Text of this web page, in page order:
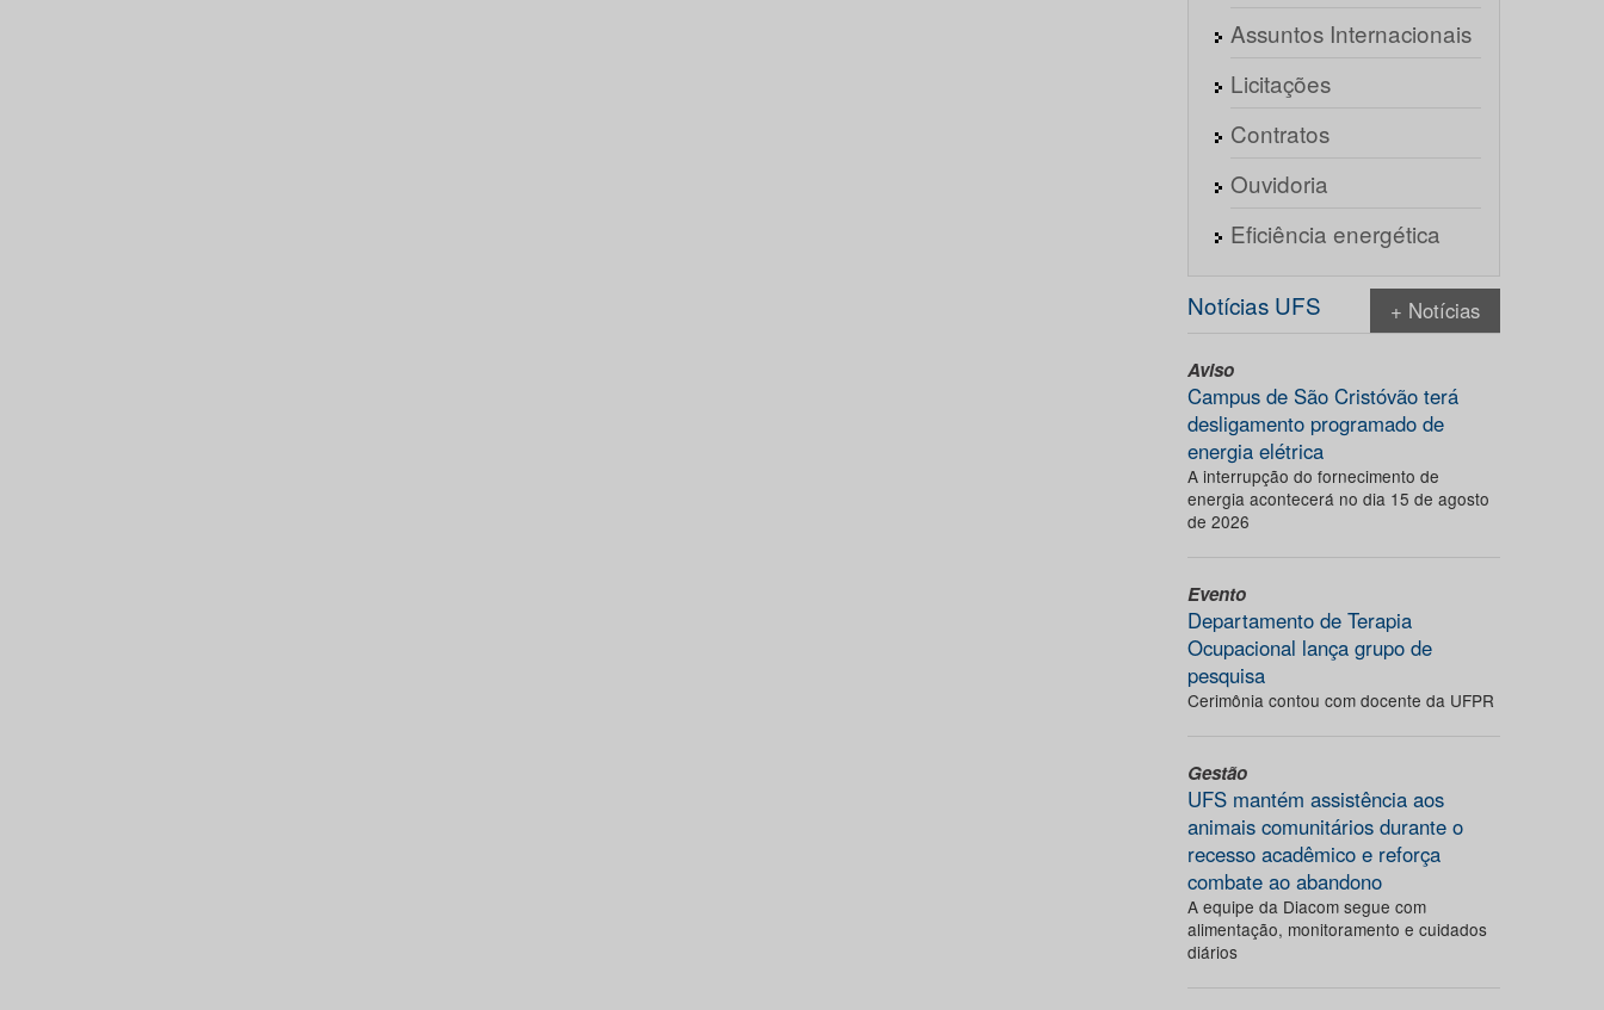
Assuntos Internacionais
Licitações
Contratos
Ouvidoria
Eficiência energética
Notícias UFS + Notícias
Aviso
Campus de São Cristóvão terá
desligamento programado de
energia elétrica
A interrupção do fornecimento de
energia acontecerá no dia 15 de agosto
de 2026
Evento
Departamento de Terapia
Ocupacional lança grupo de
pesquisa
Cerimônia contou com docente da UFPR
Gestão
UFS mantém assistência aos
animais comunitários durante o
recesso acadêmico e reforça
combate ao abandono
A equipe da Diacom segue com
alimentação, monitoramento e cuidados
diários